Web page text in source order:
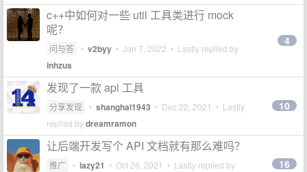
c++中如何对一些 util 工具类进行 mock
呢？
问与答 • v2byy • Jan 7, 2022 • Lastly replied by
inhzus
4
发现了一款 api 工具
分享发现 • shanghai1943 • Dec 22, 2021 • Lastly
replied bydreamramon
10
让后端开发写个 API 文档就有那么难吗？
推广 • lazy21 • Oct 26, 2021 • Lastly replied by 16